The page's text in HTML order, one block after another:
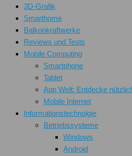
3D-Grafik
Smarthome
Balkonkraftwerke
Reviews und Tests
Mobile Computing
Smartphone
Tablet
App Welt: Entdecke
Mobile Internet
Informationstechnolgie
Betriebssysteme
Windows
Android